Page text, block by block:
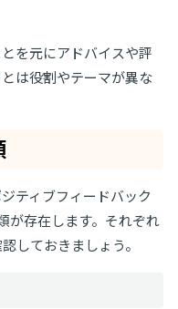
を元にアドバイスや評
は役割やテーマが異な
ティブフィードバック
が存在します。それぞれ
しておきましょう。